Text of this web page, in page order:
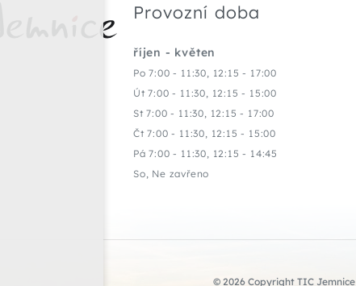
Provozní doba
říjen - květen
Po 7:00 - 11:30, 12:15 - 17:00
Út 7:00 - 11:30, 12:15 - 15:00
St 7:00 - 11:30, 12:15 - 17:00
Čt 7:00 - 11:30, 12:15 - 15:00
Pá 7:00 - 11:30, 12:15 - 14:45
So, Ne zavřeno
© 2026 Copyright TIC Jemnice